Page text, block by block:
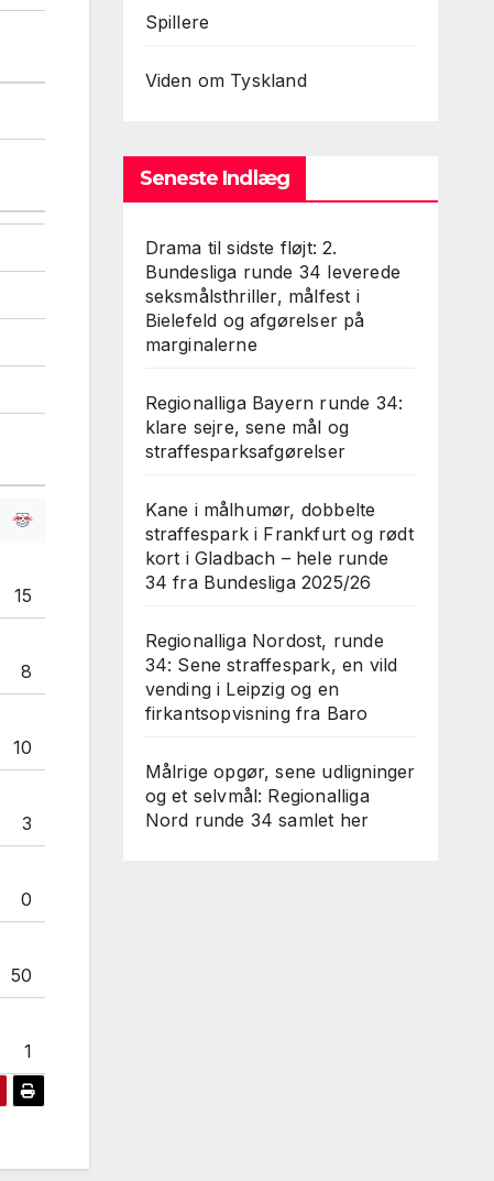
15
8
10
3
0
50
1
Spillere
Viden om Tyskland
Seneste Indlæg
Drama til sidste fløjt: 2.
Bundesliga runde 34 leverede
seksmålsthriller, målfest i
Bielefeld og afgørelser på
marginalerne
Regionalliga Bayern runde 34:
klare sejre, sene mål og
straffesparksafgørelser
Kane i målhumør, dobbelte
straffespark i Frankfurt og rødt
kort i Gladbach – hele runde
34 fra Bundesliga 2025/26
Regionalliga Nordost, runde
34: Sene straffespark, en vild
vending i Leipzig og en
firkantsopvisning fra Baro
Målrige opgør, sene udligninger
og et selvmål: Regionalliga
Nord runde 34 samlet her